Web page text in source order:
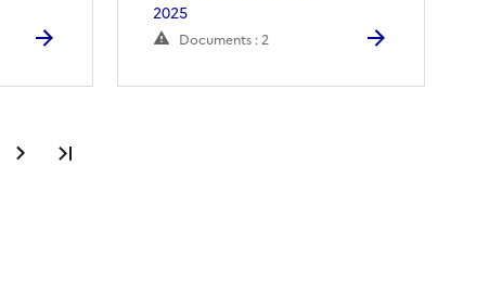
2025
Documents : 2